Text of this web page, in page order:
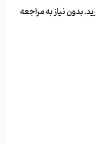
نیاز به مراجعه